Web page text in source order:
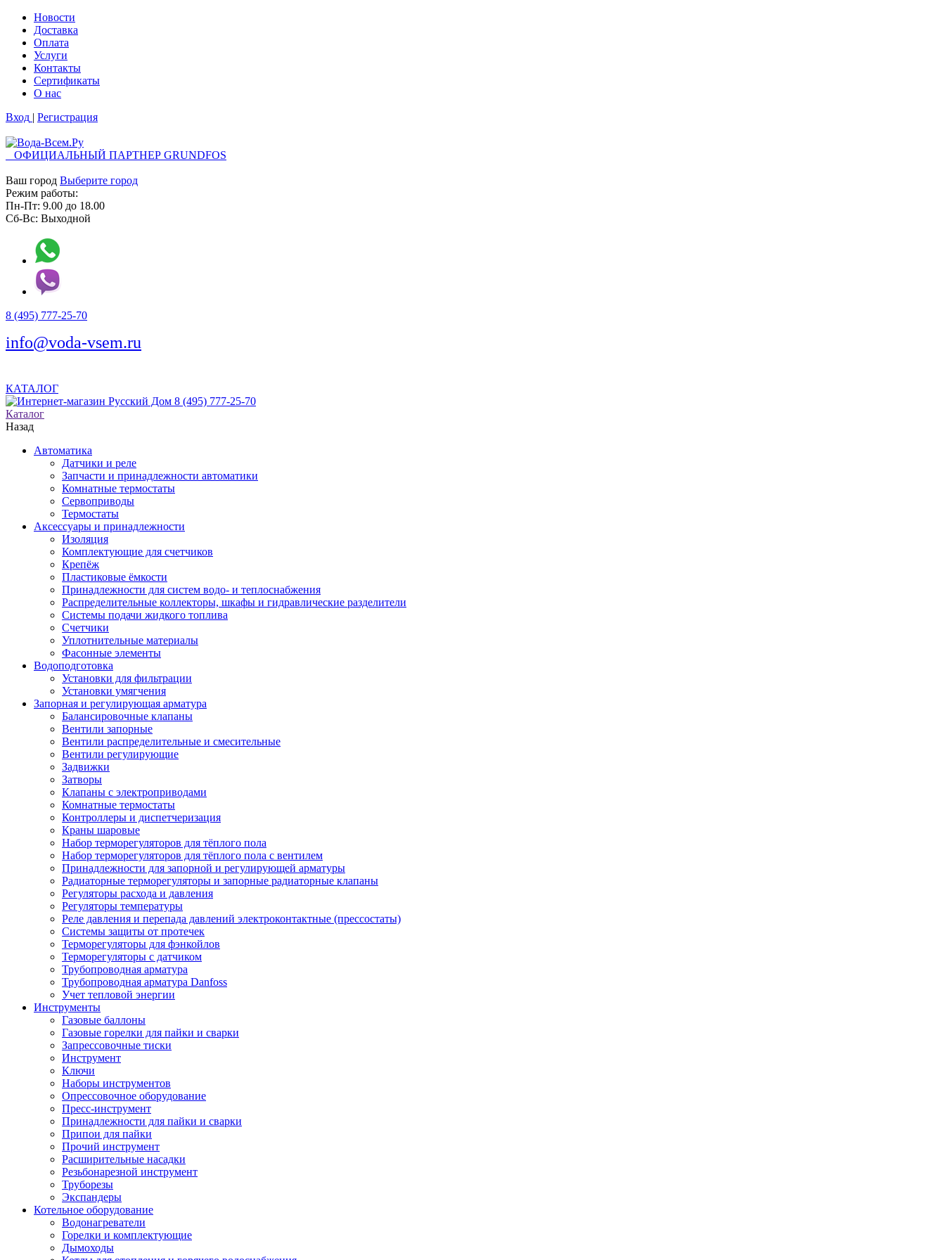
Новости
Доставка
Оплата
Услуги
Контакты
Cертификаты
О нас
Вход | Регистрация
ОФИЦИАЛЬНЫЙ ПАРТНЕР GRUNDFOS
Ваш город Выберите город
Режим работы:
Пн-Пт: 9.00 до 18.00
Сб-Вс: Выходной
8 (495) 777-25-70
info@voda-vsem.ru
КАТАЛОГ
8 (495) 777-25-70
Каталог
Назад
Автоматика
Датчики и реле
Запчасти и принадлежности автоматики
Комнатные термостаты
Сервоприводы
Термостаты
Аксессуары и принадлежности
Изоляция
Комплектующие для счетчиков
Крепёж
Пластиковые ёмкости
Принадлежности для систем водо- и теплоснабжения
Распределительные коллекторы, шкафы и гидравлические разделители
Системы подачи жидкого топлива
Счетчики
Уплотнительные материалы
Фасонные элементы
Водоподготовка
Установки для фильтрации
Установки умягчения
Запорная и регулирующая арматура
Балансировочные клапаны
Вентили запорные
Вентили распределительные и смесительные
Вентили регулирующие
Задвижки
Затворы
Клапаны с электроприводами
Комнатные термостаты
Контроллеры и диспетчеризация
Краны шаровые
Набор терморегуляторов для тёплого пола
Набор терморегуляторов для тёплого пола с вентилем
Принадлежности для запорной и регулирующей арматуры
Радиаторные терморегуляторы и запорные радиаторные клапаны
Регуляторы расхода и давления
Регуляторы температуры
Реле давления и перепада давлений электроконтактные (прессостаты)
Системы защиты от протечек
Терморегуляторы для фэнкойлов
Терморегуляторы с датчиком
Трубопроводная арматура
Трубопроводная арматура Danfoss
Учет тепловой энергии
Инструменты
Газовые баллоны
Газовые горелки для пайки и сварки
Запрессовочные тиски
Инструмент
Ключи
Наборы инструментов
Опрессовочное оборудование
Пресс-инструмент
Принадлежности для пайки и сварки
Припои для пайки
Прочий инструмент
Расширительные насадки
Резьбонарезной инструмент
Труборезы
Экспандеры
Котельное оборудование
Водонагреватели
Горелки и комплектующие
Дымоходы